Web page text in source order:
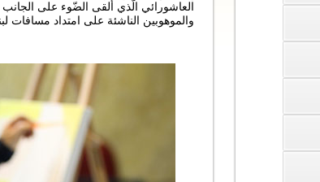
العاشورائي الّذي ألقى الضّوء على
والموهوبين الناشئة على امتداد مسافات